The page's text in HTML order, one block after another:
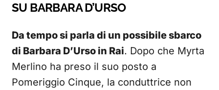
SU BARBARA D’URSO
Da tempo si parla di un possibile sbarco
di Barbara D’Urso in Rai. Dopo che Myrta
Merlino ha preso il suo posto a
Pomeriggio Cinque, la conduttrice non